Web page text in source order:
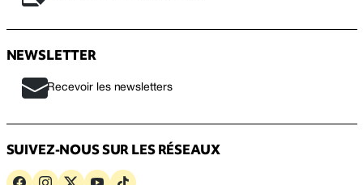
NEWSLETTER
Recevoir les newsletters
SUIVEZ-NOUS SUR LES RÉSEAUX